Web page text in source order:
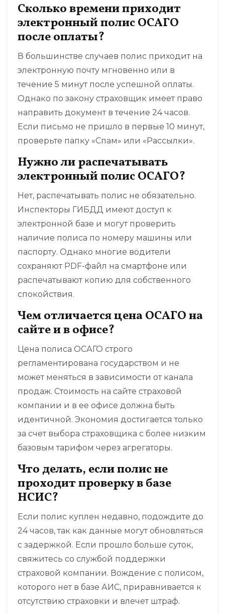
Сколько времени приходит
электронный полис ОСАГО
после оплаты?
В большинстве случаев полис приходит на
электронную почту мгновенно или в
течение 5 минут после успешной оплаты.
Однако по закону страховщик имеет право
направить документ в течение 24 часов.
Если письмо не пришло в первые 10 минут,
проверьте папку «Спам» или «Рассылки».
Нужно ли распечатывать
электронный полис ОСАГО?
Нет, распечатывать полис не обязательно.
Инспекторы ГИБДД имеют доступ к
электронной базе и могут проверить
наличие полиса по номеру машины или
паспорту. Однако многие водители
сохраняют PDF-файл на смартфоне или
распечатывают копию для собственного
спокойствия.
Чем отличается цена ОСАГО на
сайте и в офисе?
Цена полиса ОСАГО строго
регламентирована государством и не
может меняться в зависимости от канала
продаж. Стоимость на сайте страховой
компании и в ее офисе должна быть
идентичной. Экономия достигается только
за счет выбора страховщика с более низким
базовым тарифом через агрегаторы.
Что делать, если полис не
проходит проверку в базе
НСИС?
Если полис куплен недавно, подождите до
24 часов, так как данные могут обновляться
с задержкой. Если прошло больше суток,
свяжитесь со службой поддержки
страховой компании. Вождение с полисом,
которого нет в базе АИС, приравнивается к
отсутствию страховки и влечет штраф.